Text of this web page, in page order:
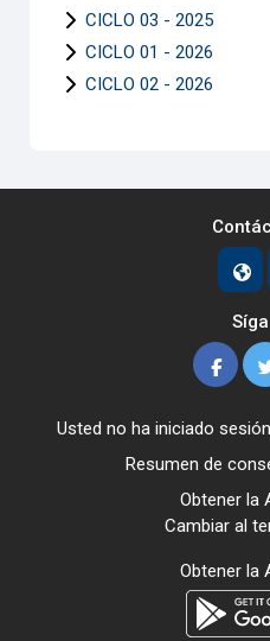
CICLO 03 - 2025
CICLO 01 - 2026
CICLO 02 - 2026
Usted no ha iniciado
Resumen de
Obtener la
Cambiar al
Obtener la